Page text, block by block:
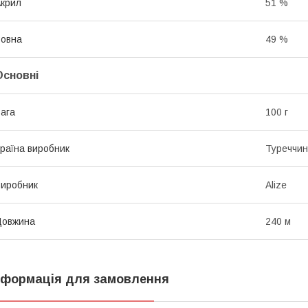
51 %
49 %
100 г
виробник
Alize
240 м
для замовлення